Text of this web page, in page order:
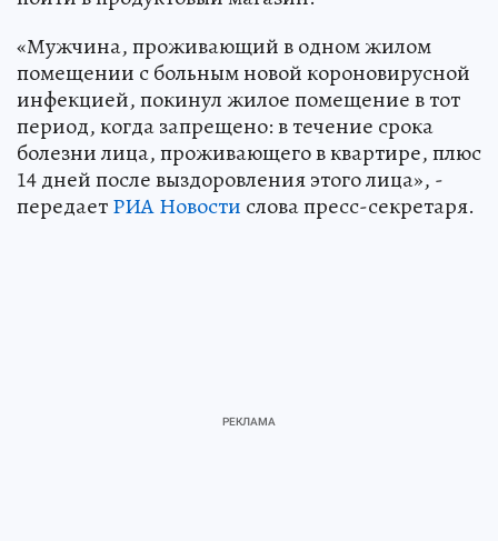
«Мужчина, проживающий в одном жилом
помещении с больным новой короновирусной
инфекцией, покинул жилое помещение в тот
период, когда запрещено: в течение срока
болезни лица, проживающего в квартире, плюс
14 дней после выздоровления этого лица», -
передаетРИА Новости слова пресс-секретаря.